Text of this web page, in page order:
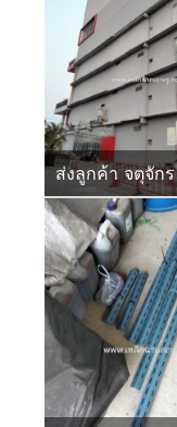
ส่งลูกค้า จตุจักร